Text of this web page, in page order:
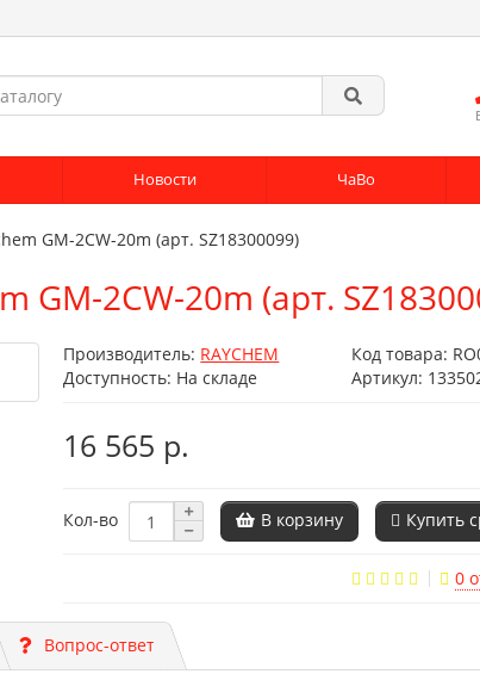
Новости ЧаВо
GM-2CW-20m (арт. SZ18300099)
GM-2CW-20m (арт.
Производитель: RAYCHEM Код товара:
Доступность: На складе
Артикул:
16 565 р.
Кол-во В корзину Купить
0
Вопрос-ответ